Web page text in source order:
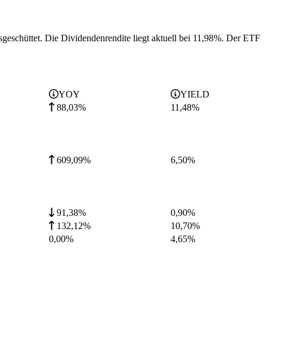
Die Dividendenrendite liegt aktuell bei 11,98%. Der ETF
YOY
YIELD
88,03% 11,48%
609,09% 6,50%
91,38% 0,90%
132,12% 10,70%
0,00% 4,65%